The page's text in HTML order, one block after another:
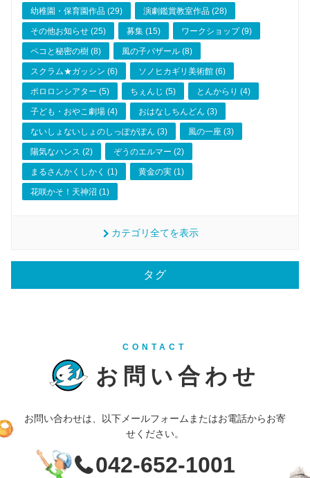
幼稚園・保育園作品 (29) 演劇鑑賞教室作品 (28)
その他お知らせ (25) 募集 (15) ワークショップ (9)
ペコと秘密の樹 (8) 風の子バザール (8)
スクラム★ガッシン (6) ソノヒカギリ美術館 (6)
ポロロンシアター (5) ちぇんじ (5) とんからり (4)
子ども・おやこ劇場 (4) おはなしちんどん (3)
ないしょないしょのしっぽがぽん (3) 風の一座 (3)
陽気なハンス (2) ぞうのエルマー (2)
まるさんかくしかく (1) 黄金の実 (1)
花咲かそ！天神沼 (1)
カテゴリ全てを表示
タグ
CONTACT
お問い合わせ
お問い合わせは、以下メールフォームまたはお電話からお寄
せください。
042-652-1001